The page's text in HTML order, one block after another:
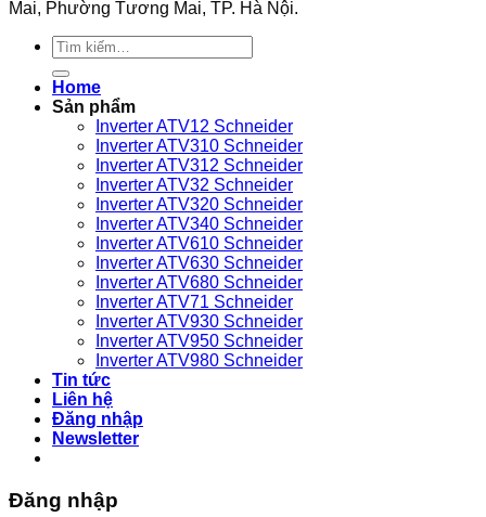
Telemecanique
Mai, Phường Tương Mai, TP. Hà Nội.
Tìm
kiếm:
Home
Sản phẩm
Inverter ATV12 Schneider
Inverter ATV310 Schneider
Inverter ATV312 Schneider
Inverter ATV32 Schneider
Inverter ATV320 Schneider
Inverter ATV340 Schneider
Inverter ATV610 Schneider
Inverter ATV630 Schneider
Inverter ATV680 Schneider
Inverter ATV71 Schneider
Inverter ATV930 Schneider
Inverter ATV950 Schneider
Inverter ATV980 Schneider
Tin tức
Liên hệ
Đăng nhập
Newsletter
Đăng nhập